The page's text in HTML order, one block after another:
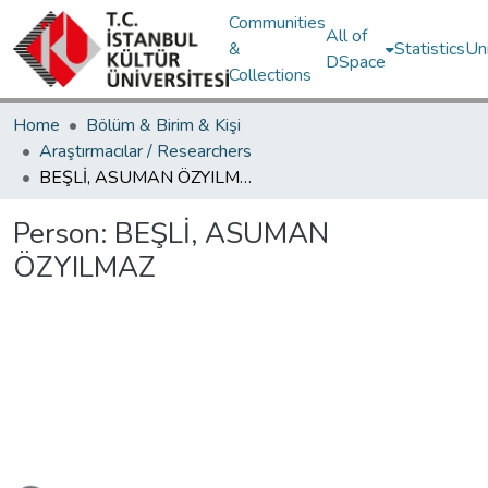
Communities
&
Collections
All of
DSpace
Statistics
Home
Bölüm & Birim & Kişi
Araştırmacılar / Researchers
BEŞLİ, ASUMAN ÖZYILMAZ
Person: BEŞLİ, ASUMAN
ÖZYILMAZ